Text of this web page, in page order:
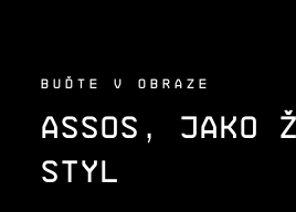
BUĎTE V OBRAZE
ASSOS, JAKO
STYL